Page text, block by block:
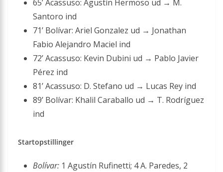
65’ Acassuso: Agustín Hermoso ud → M.
Santoro ind
71’ Bolívar: Ariel Gonzalez ud → Jonathan
Fabio Alejandro Maciel ind
72’ Acassuso: Kevin Dubini ud → Pablo Javier
Pérez ind
81’ Acassuso: D. Stefano ud → Lucas Rey ind
89’ Bolívar: Khalil Caraballo ud → T. Rodríguez
ind
Startopstillinger
Bolívar: 1 Agustín Rufinetti; 4 A. Paredes, 2